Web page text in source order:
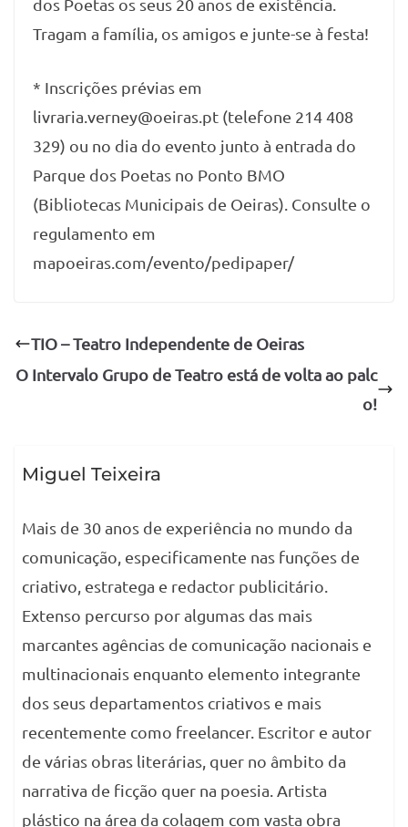
dos Poetas os seus 20 anos de existência.
Tragam a família, os amigos e junte-se à festa!
* Inscrições prévias em
livraria.verney@oeiras.pt (telefone 214 408
329) ou no dia do evento junto à entrada do
Parque dos Poetas no Ponto BMO
(Bibliotecas Municipais de Oeiras). Consulte o
regulamento em
mapoeiras.com/evento/pedipaper/
TIO – Teatro Independente de Oeiras
O Intervalo Grupo de Teatro está de volta ao palc
o!
Miguel Teixeira
Mais de 30 anos de experiência no mundo da
comunicação, especificamente nas funções de
criativo, estratega e redactor publicitário.
Extenso percurso por algumas das mais
marcantes agências de comunicação nacionais e
multinacionais enquanto elemento integrante
dos seus departamentos criativos e mais
recentemente como freelancer. Escritor e autor
de várias obras literárias, quer no âmbito da
narrativa de ficção quer na poesia. Artista
plástico na área da colagem com vasta obra